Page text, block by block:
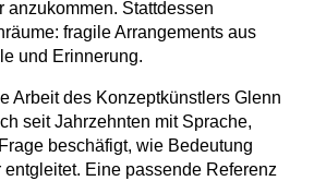
anzukommen. Stattdessen
fragile Arrangements aus
und Erinnerung.
Arbeit des Konzeptkünstlers Glenn
seit Jahrzehnten mit Sprache,
beschäfigt, wie Bedeutung
Eine passende Referenz